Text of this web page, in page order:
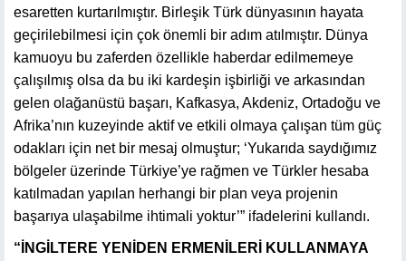
esaretten kurtarılmıştır. Birleşik Türk dünyasının hayata
geçirilebilmesi için çok önemli bir adım atılmıştır. Dünya
kamuoyu bu zaferden özellikle haberdar edilmemeye
çalışılmış olsa da bu iki kardeşin işbirliği ve arkasından
gelen olağanüstü başarı, Kafkasya, Akdeniz, Ortadoğu ve
Afrika’nın kuzeyinde aktif ve etkili olmaya çalışan tüm güç
odakları için net bir mesaj olmuştur; ‘Yukarıda saydığımız
bölgeler üzerinde Türkiye’ye rağmen ve Türkler hesaba
katılmadan yapılan herhangi bir plan veya projenin
başarıya ulaşabilme ihtimali yoktur’” ifadelerini kullandı.
“İNGİLTERE YENİDEN ERMENİLERİ KULLANMAYA